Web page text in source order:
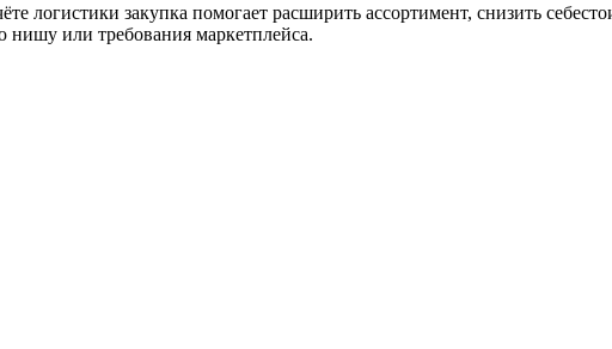
логистики закупка помогает расширить ассортимент, снизить
нишу или требования маркетплейса.